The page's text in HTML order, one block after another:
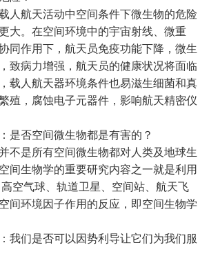
航天活动中空间条件下微生物的危险
大。在空间环境中的宇宙射线、微重
同作用下，航天员免疫功能下降，微生
致病力增强，航天员的健康状况将面临
载人航天器环境条件也易滋生细菌和真
殖，腐蚀电子元器件，影响航天精密仪
否空间微生物都是有害的？
是所有空间微生物都对人类及地球生
间生物学的重要研究内容之一就是利用
空气球、轨道卫星、空间站、航天飞
间环境因子作用的反应，即空间生物学
们是否可以因势利导让它们为我们服